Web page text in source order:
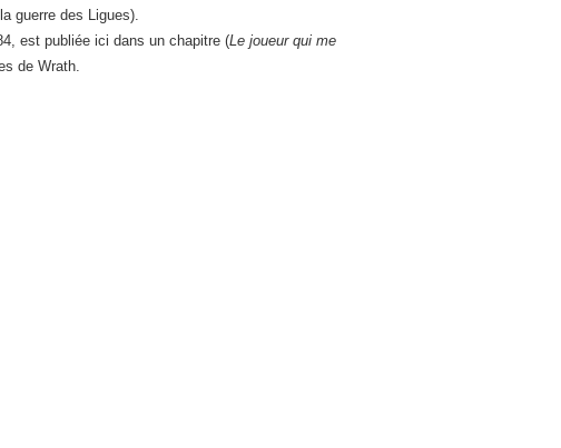
guerre des Ligues).
est publiée ici dans un chapitre (Le joueur qui me
de Wrath.